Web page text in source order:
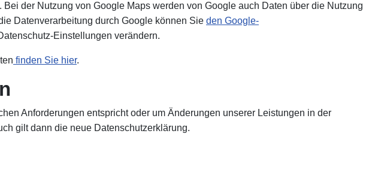
der Nutzung von Google Maps werden von Google auch Daten über die Nutzung
Datenverarbeitung durch Google können Sie den Google-
Einstellungen verändern.
finden Sie hier.
Anforderungen entspricht oder um Änderungen unserer Leistungen in der
gilt dann die neue Datenschutzerklärung.